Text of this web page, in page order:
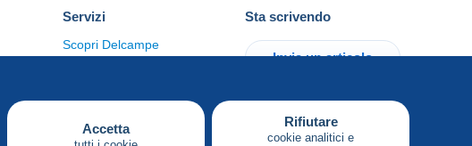
Accetta Rifiutare
cookie analitici e
Servizi
Scopri Delcampe
Sta scrivendo
Invia un articolo